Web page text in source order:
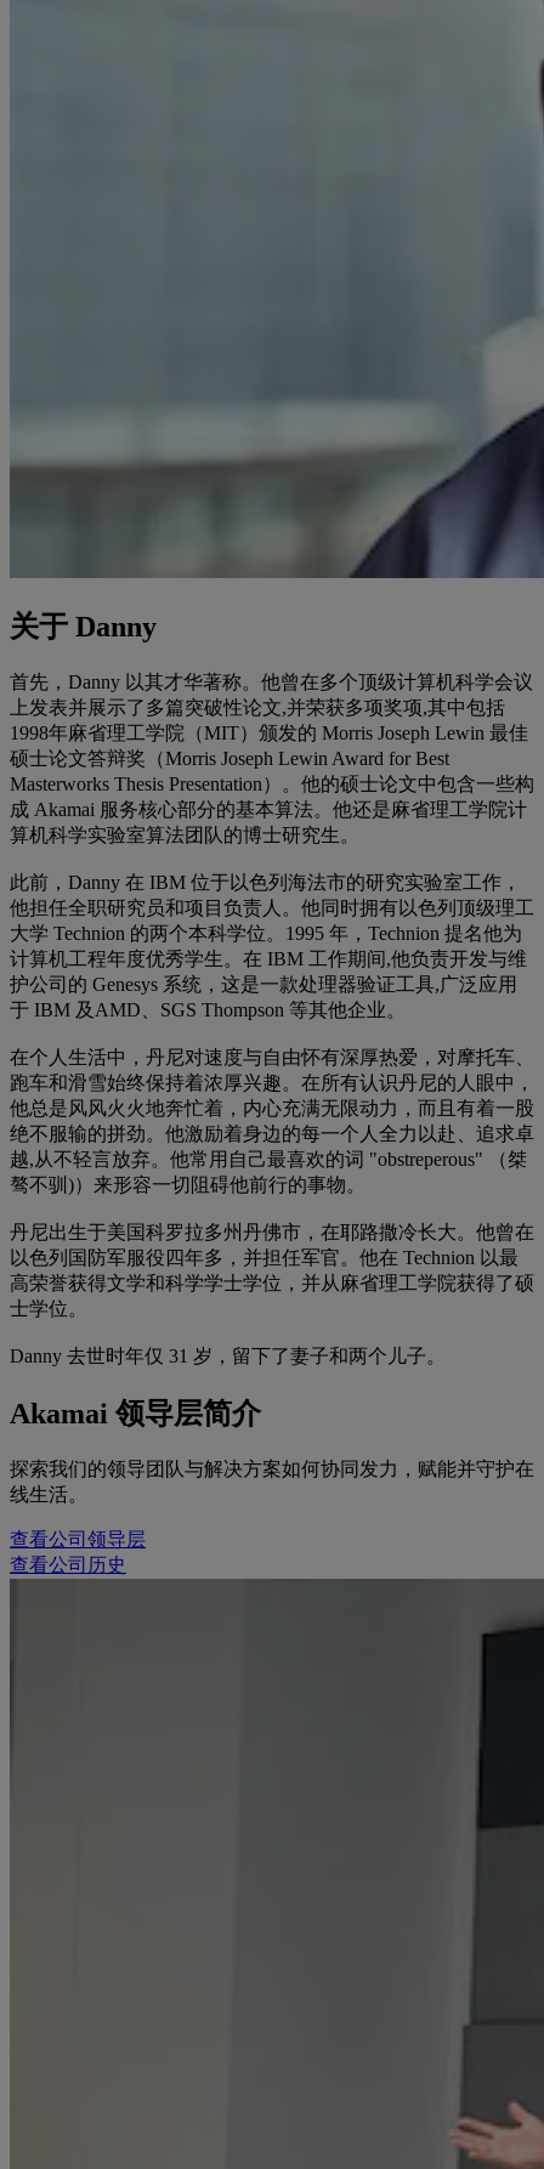
关于 Danny
首先，Danny 以其才华著称。他曾在多个顶级计算机科学会议
上发表并展示了多篇突破性论文,并荣获多项奖项,其中包括
1998年麻省理工学院（MIT）颁发的 Morris Joseph Lewin 最佳
硕士论文答辩奖（Morris Joseph Lewin Award for Best
Masterworks Thesis Presentation）。他的硕士论文中包含一些构
成 Akamai 服务核心部分的基本算法。他还是麻省理工学院计
算机科学实验室算法团队的博士研究生。
此前，Danny 在 IBM 位于以色列海法市的研究实验室工作，
他担任全职研究员和项目负责人。他同时拥有以色列顶级理工
大学 Technion 的两个本科学位。1995 年，Technion 提名他为
计算机工程年度优秀学生。在 IBM 工作期间,他负责开发与维
护公司的 Genesys 系统，这是一款处理器验证工具,广泛应用
于 IBM 及AMD、SGS Thompson 等其他企业。
在个人生活中，丹尼对速度与自由怀有深厚热爱，对摩托车、
跑车和滑雪始终保持着浓厚兴趣。在所有认识丹尼的人眼中，
他总是风风火火地奔忙着，内心充满无限动力，而且有着一股
绝不服输的拼劲。他激励着身边的每一个人全力以赴、追求卓
越,从不轻言放弃。他常用自己最喜欢的词 "obstreperous" （桀
骜不驯)）来形容一切阻碍他前行的事物。
丹尼出生于美国科罗拉多州丹佛市，在耶路撒冷长大。他曾在
以色列国防军服役四年多，并担任军官。他在 Technion 以最
高荣誉获得文学和科学学士学位，并从麻省理工学院获得了硕
士学位。
Danny 去世时年仅 31 岁，留下了妻子和两个儿子。
Akamai 领导层简介
探索我们的领导团队与解决方案如何协同发力，赋能并守护在
线生活。
查看公司领导层
查看公司历史